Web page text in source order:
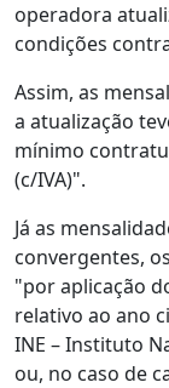
operadora
condições
Assim, as
a atualização
mínimo
(c/IVA)".
Já as
convergentes,
"por aplicação
relativo ao ano
INE – Instituto
ou, no caso de